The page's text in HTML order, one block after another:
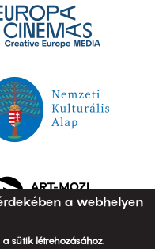
a webhelyen
a sütik létrehozásához.